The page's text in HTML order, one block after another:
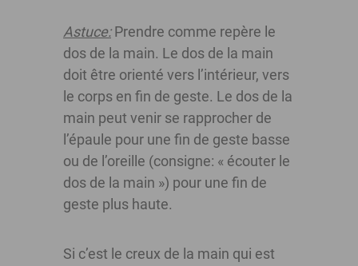
Astuce:Prendre comme repère le
dos de la main. Le dos de la main
doit être orienté vers l’intérieur, vers
le corps en fin de geste. Le dos de la
main peut venir se rapprocher de
l’épaule pour une fin de geste basse
ou de l’oreille (consigne: « écouter le
dos de la main ») pour une fin de
geste plus haute.
Si c’est le creux de la main qui est